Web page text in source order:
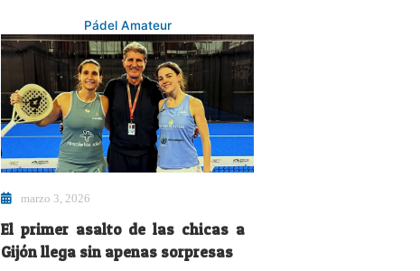
Pádel Amateur
marzo 3, 2026
El primer asalto de las chicas a
Gijón llega sin apenas sorpresas